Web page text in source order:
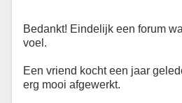
Bedankt! Eindelijk een forum
voel.
Een vriend kocht een jaar
erg mooi afgewerkt.